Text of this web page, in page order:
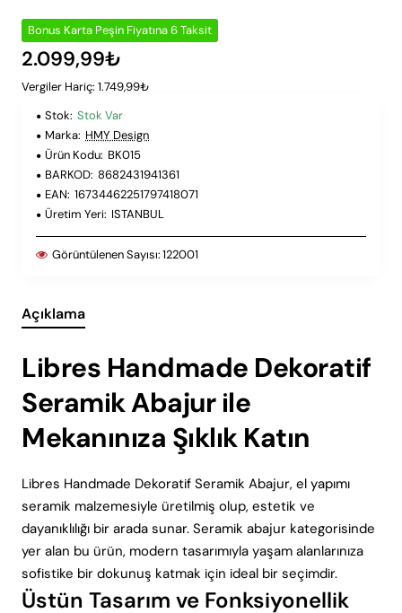
Bonus Karta Peşin Fiyatına 6 Taksit
2.099,99₺
Vergiler Hariç: 1.749,99₺
Stok: Stok Var
Marka: HMY Design
Ürün Kodu: BK015
BARKOD: 8682431941361
EAN: 16734462251797418071
Üretim Yeri: ISTANBUL
Görüntülenen Sayısı:122001
Açıklama
Libres Handmade Dekoratif
Seramik Abajur ile
Mekanınıza Şıklık Katın
Libres Handmade Dekoratif Seramik Abajur, el yapımı
seramik malzemesiyle üretilmiş olup, estetik ve
dayanıklılığı bir arada sunar. Seramik abajur kategorisinde
yer alan bu ürün, modern tasarımıyla yaşam alanlarınıza
sofistike bir dokunuş katmak için ideal bir seçimdir.
Üstün Tasarım ve Fonksiyonellik